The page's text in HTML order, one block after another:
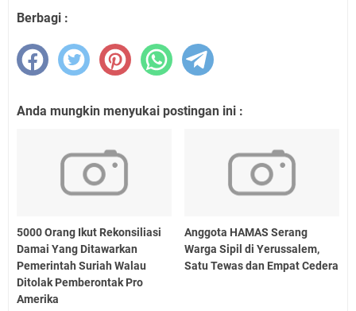
Berbagi :
Anda mungkin menyukai postingan ini :
5000 Orang Ikut Rekonsiliasi
Damai Yang Ditawarkan
Pemerintah Suriah Walau
Ditolak Pemberontak Pro
Amerika
Anggota HAMAS Serang
Warga Sipil di Yerussalem,
Satu Tewas dan Empat Cedera